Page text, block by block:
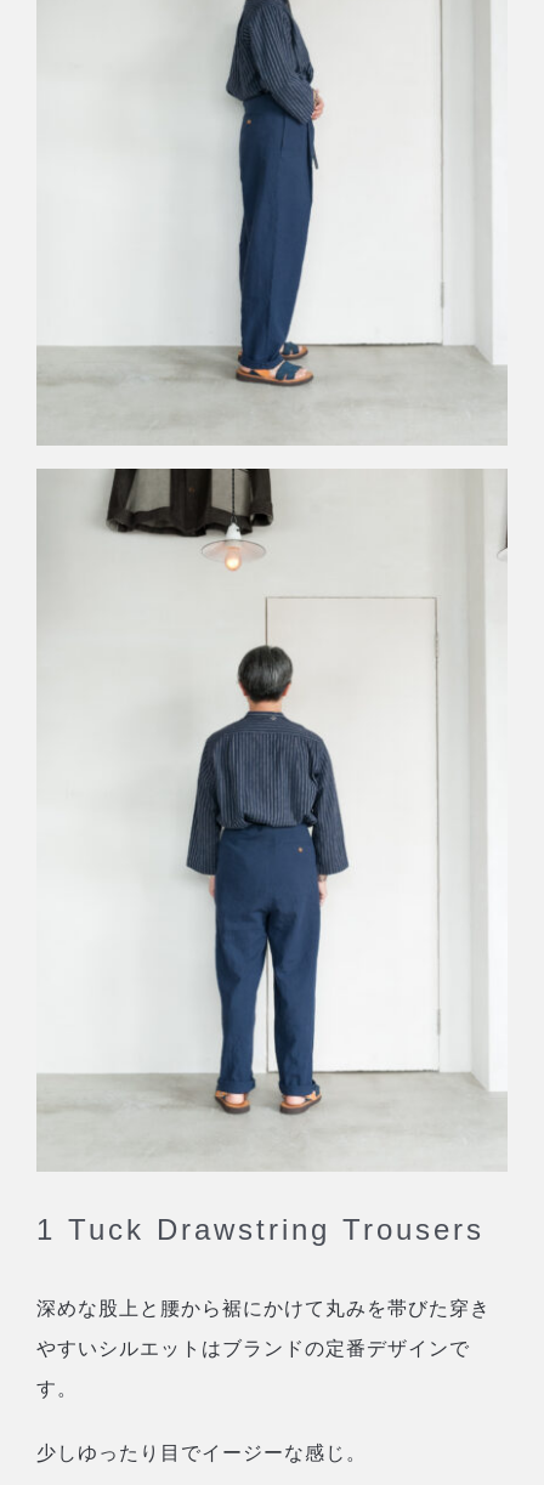
1 Tuck Drawstring Trousers
深めな股上と腰から裾にかけて丸みを帯びた穿き
やすいシルエットはブランドの定番デザインで
す。
少しゆったり目でイージーな感じ。